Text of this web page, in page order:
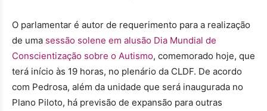
O parlamentar é autor de requerimento para a realização
de uma sessão solene em alusão Dia Mundial de
Conscientização sobre o Autismo, comemorado hoje, que
terá início às 19 horas, no plenário da CLDF. De acordo
com Pedrosa, além da unidade que será inaugurada no
Plano Piloto, há previsão de expansão para outras